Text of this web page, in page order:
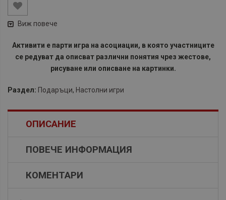
Виж повече
Активити е парти игра на асоциации, в която участниците
се редуват да описват различни понятия чрез жестове,
рисуване или описване на картинки.
Раздел: Подаръци, Настолни игри
ОПИСАНИЕ
ПОВЕЧЕ ИНФОРМАЦИЯ
КОМЕНТАРИ